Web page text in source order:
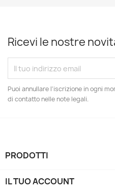
Ricevi le nostre
Puoi annullare l'iscrizione in ogni
di contatto nelle note legali.
PRODOTTI
IL TUO ACCOUNT